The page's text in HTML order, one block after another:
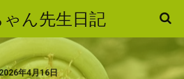
ん先生日記
年4月16日